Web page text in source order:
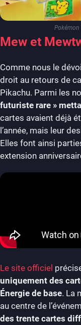
Pokémon
Mew et
Comme nous le
droit au retours de
Pikachu. Parmi les
futuriste rare »
cartes avaient déjà
l’année, mais leur
Elles font ainsi
extension
Le site officiel
uniquement des
Énergie de base. La
au centre de
des trente cartes